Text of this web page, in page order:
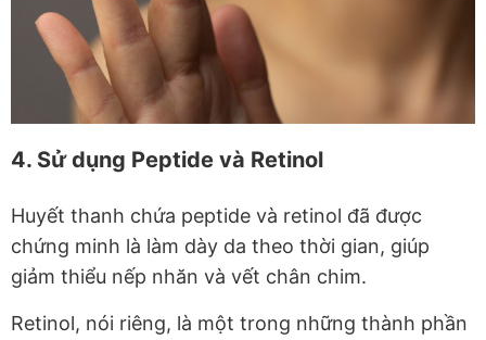
4. Sử dụng Peptide và Retinol
Huyết thanh chứa peptide và retinol đã được
chứng minh là làm dày da theo thời gian, giúp
giảm thiểu nếp nhăn và vết chân chim.
Retinol, nói riêng, là một trong những thành phần